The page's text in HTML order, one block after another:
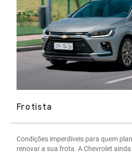
Frotista
Condições imperdíveis para quem
renovar a sua frota. A Chevrolet